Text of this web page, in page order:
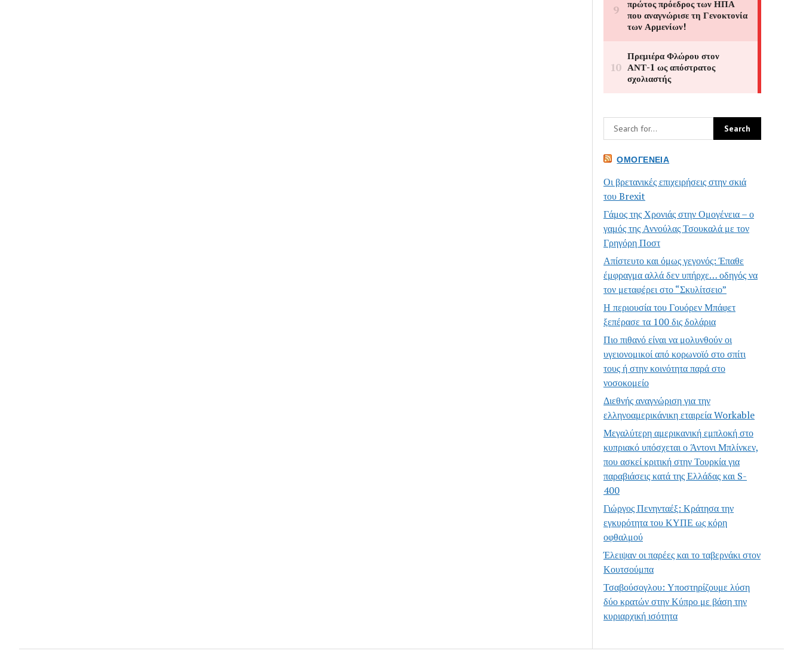
ΟΜΟΓΈΝΕΙΑ
Οι βρετανικές επιχειρήσεις στην σκιά
του Brexit
Γάμος της Χρονιάς στην Ομογένεια – ο
γαμός της Αννούλας Τσουκαλά με τον
Γρηγόρη Ποστ
Απίστευτο και όμως γεγονός: Έπαθε
έμφραγμα αλλά δεν υπήρχε… οδηγός να
τον μεταφέρει στο “Σκυλίτσειο”
Η περιουσία του Γουόρεν Μπάφετ
ξεπέρασε τα 100 δις δολάρια
Πιο πιθανό είναι να μολυνθούν οι
υγειονομικοί από κορωνοϊό στο σπίτι
τους ή στην κοινότητα παρά στο
νοσοκομείο
Διεθνής αναγνώριση για την
ελληνοαμερικάνικη εταιρεία Workable
Μεγαλύτερη αμερικανική εμπλοκή στο
κυπριακό υπόσχεται ο Άντονι Μπλίνκεν,
που ασκεί κριτική στην Τουρκία για
παραβιάσεις κατά της Ελλάδας και S-
400
Γιώργος Πενηνταέξ: Κράτησα την
εγκυρότητα του ΚΥΠΕ ως κόρη
οφθαλμού
Έλειψαν οι παρέες και το ταβερνάκι στον
Κουτσούμπα
Τσαβούσογλου: Υποστηρίζουμε λύση
δύο κρατών στην Κύπρο με βάση την
κυριαρχική ισότητα